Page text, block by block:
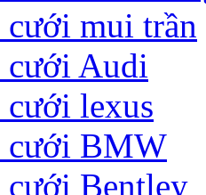
cưới mui trần
cưới Audi
cưới lexus
cưới BMW
cưới Bentley